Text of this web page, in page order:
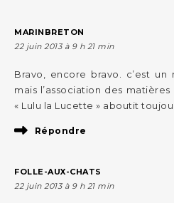
MARINBRETON
22 juin 2013 à 9 h 21 min
Bravo, encore bravo. c’est
mais l’association des
« Lulu la Lucette » aboutit
Répondre
FOLLE-AUX-CHATS
22 juin 2013 à 9 h 21 min